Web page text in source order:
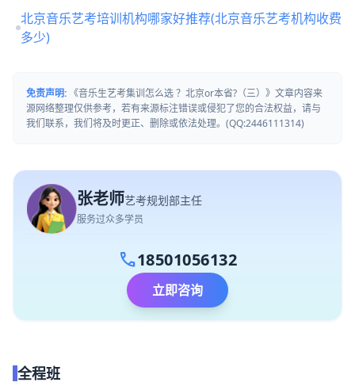
北京音乐艺考培训机构哪家好推荐(北京音乐艺考机构收费
多少)
免责声明: 《音乐生艺考集训怎么选 ？北京or本省?（三）》文章内容来
源网络整理仅供参考，若有来源标注错误或侵犯了您的合法权益，请与
我们联系，我们将及时更正、删除或依法处理。(QQ:2446111314)
张老师艺考规划部主任
服务过众多学员
call18501056132
立即咨询
全程班